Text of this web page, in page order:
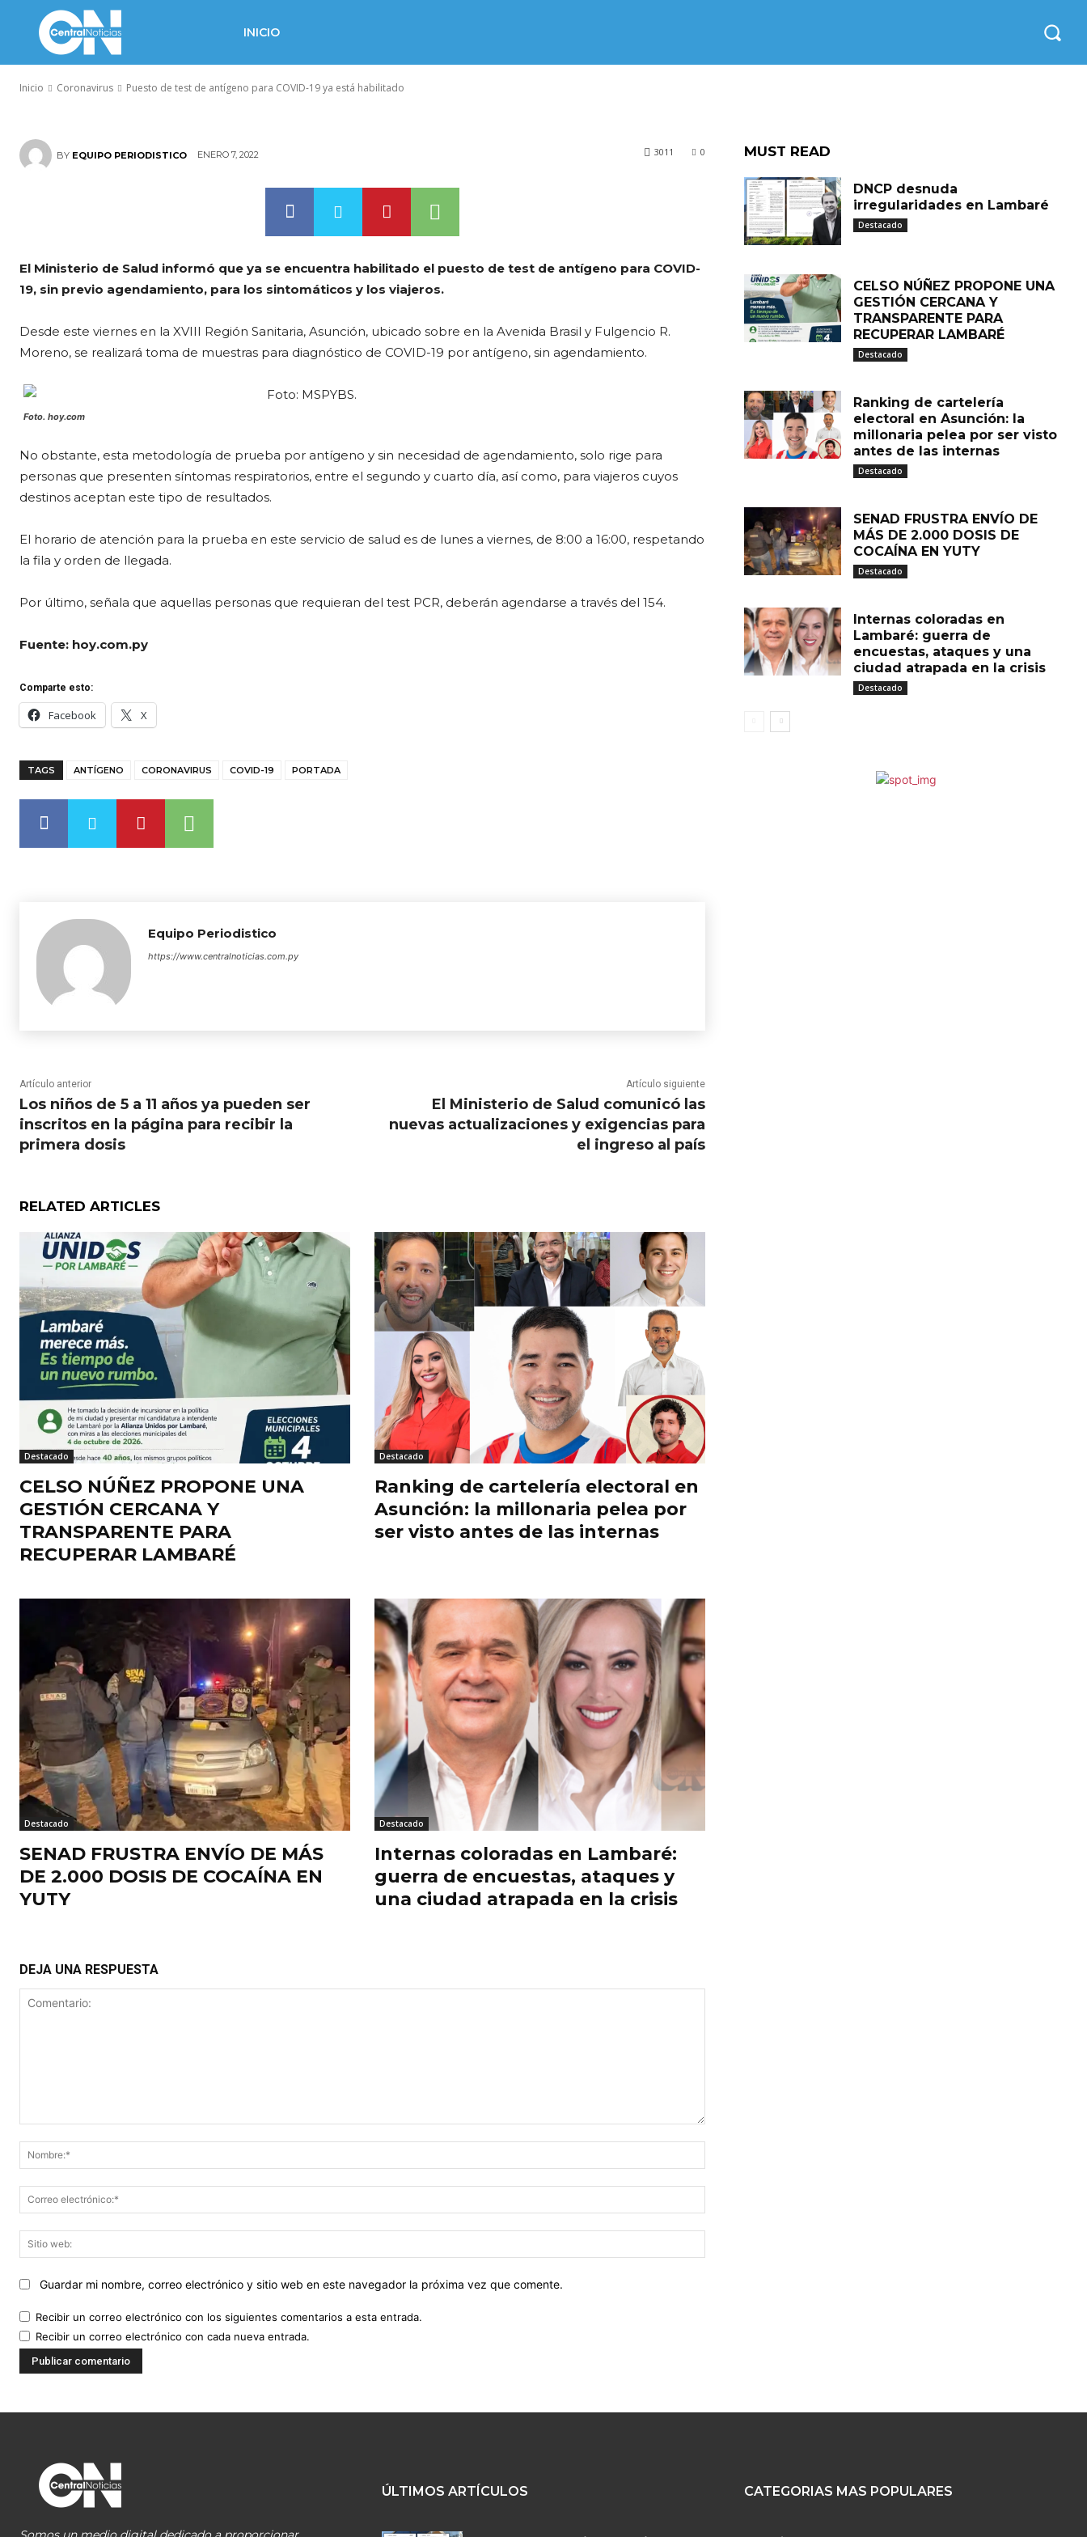
INICIO
Inicio Coronavirus Puesto de test de antígeno para COVID-19 ya está habilitado
COVID-19 ya está habilitado
BY EQUIPO PERIODISTICO ENERO 7, 2022 0
3011
El Ministerio de Salud informó que ya se encuentra habilitado el puesto de test de antígeno para COVID-
19, sin previo agendamiento, para los sintomáticos y los viajeros.
Desde este viernes en la XVIII Región Sanitaria, Asunción, ubicado sobre en la Avenida Brasil y Fulgencio R.
Moreno, se realizará toma de muestras para diagnóstico de COVID-19 por antígeno, sin agendamiento.
Foto. hoy.com
No obstante, esta metodología de prueba por antígeno y sin necesidad de agendamiento, solo rige para
personas que presenten síntomas respiratorios, entre el segundo y cuarto día, así como, para viajeros cuyos
destinos aceptan este tipo de resultados.
El horario de atención para la prueba en este servicio de salud es de lunes a viernes, de 8:00 a 16:00, respetando
la fila y orden de llegada.
Por último, señala que aquellas personas que requieran del test PCR, deberán agendarse a través del 154.
Fuente: hoy.com.py
Comparte esto:
Facebook X
TAGS ANTÍGENO CORONAVIRUS COVID-19 PORTADA
Equipo Periodistico
https://www.centralnoticias.com.py
Artículo anterior
Los niños de 5 a 11 años ya pueden ser
inscritos en la página para recibir la
primera dosis
Artículo siguiente
El Ministerio de Salud comunicó las
nuevas actualizaciones y exigencias para
el ingreso al país
RELATED ARTICLES
Destacado
CELSO NÚÑEZ PROPONE UNA
GESTIÓN CERCANA Y
TRANSPARENTE PARA
RECUPERAR LAMBARÉ
Destacado
Ranking de cartelería electoral en
Asunción: la millonaria pelea por
ser visto antes de las internas
Destacado
SENAD FRUSTRA ENVÍO DE MÁS
DE 2.000 DOSIS DE COCAÍNA EN
YUTY
Destacado
Internas coloradas en Lambaré:
guerra de encuestas, ataques y
una ciudad atrapada en la crisis
DEJA UNA RESPUESTA
electrónico:*
web:
Guardar mi nombre, correo electrónico y sitio web en este navegador la próxima vez que comente.
Recibir un correo electrónico con los siguientes comentarios a esta entrada.
Recibir un correo electrónico con cada nueva entrada.
MUST READ
DNCP desnuda
irregularidades en Lambaré
Destacado
CELSO NÚÑEZ PROPONE UNA
GESTIÓN CERCANA Y
TRANSPARENTE PARA
RECUPERAR LAMBARÉ
Destacado
Ranking de cartelería
electoral en Asunción: la
millonaria pelea por ser visto
antes de las internas
Destacado
SENAD FRUSTRA ENVÍO DE
MÁS DE 2.000 DOSIS DE
COCAÍNA EN YUTY
Destacado
Internas coloradas en
Lambaré: guerra de
encuestas, ataques y una
ciudad atrapada en la crisis
Destacado
ÚLTIMOS ARTÍCULOS CATEGORIAS MAS POPULARES